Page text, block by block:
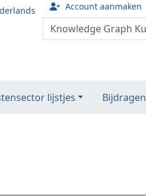
Account aanmaken
lijstjes Bijdragen